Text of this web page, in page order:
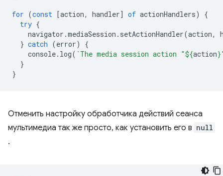
for (const [action, handler] of actionHandlers)
{
try {
navigator .mediaSession . setActionHandler(action,
} catch (error)
{
console. log( `The media session action "${action}
}
}
Отменить настройку обработчика действий сеанса
мультимедиа так же просто, как установить его в null
.